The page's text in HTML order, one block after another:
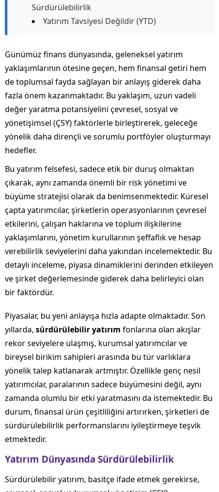
Sürdürülebilirlik
Yatırım Tavsiyesi Değildir (YTD)
Günümüz finans dünyasında, geleneksel yatırım
yaklaşımlarının ötesine geçen, hem finansal getiri hem
de toplumsal fayda sağlayan bir anlayış giderek daha
fazla önem kazanmaktadır. Bu yaklaşım, uzun vadeli
değer yaratma potansiyelini çevresel, sosyal ve
yönetişimsel (ÇSY) faktörlerle birleştirerek, geleceğe
yönelik daha dirençli ve sorumlu portföyler oluşturmayı
hedefler.
Bu yatırım felsefesi, sadece etik bir duruş olmaktan
çıkarak, aynı zamanda önemli bir risk yönetimi ve
büyüme stratejisi olarak da benimsenmektedir. Küresel
çapta yatırımcılar, şirketlerin operasyonlarının çevresel
etkilerini, çalışan haklarına ve toplum ilişkilerine
yaklaşımlarını, yönetim kurullarının şeffaflık ve hesap
verebilirlik seviyelerini daha yakından incelemektedir. Bu
detaylı inceleme, piyasa dinamiklerini derinden etkileyen
ve şirket değerlemesinde giderek daha belirleyici olan
bir faktördür.
Piyasalar, bu yeni anlayışa hızla adapte olmaktadır. Son
yıllarda, sürdürülebilir yatırım fonlarına olan akışlar
rekor seviyelere ulaşmış, kurumsal yatırımcılar ve
bireysel birikim sahipleri arasında bu tür varlıklara
yönelik talep katlanarak artmıştır. Özellikle genç nesil
yatırımcılar, paralarının sadece büyümesini değil, aynı
zamanda olumlu bir etki yaratmasını da istemektedir. Bu
durum, finansal ürün çeşitliliğini artırırken, şirketleri de
sürdürülebilirlik performanslarını iyileştirmeye teşvik
etmektedir.
Yatırım Dünyasında Sürdürülebilirlik
Sürdürülebilir yatırım, basitçe ifade etmek gerekirse,